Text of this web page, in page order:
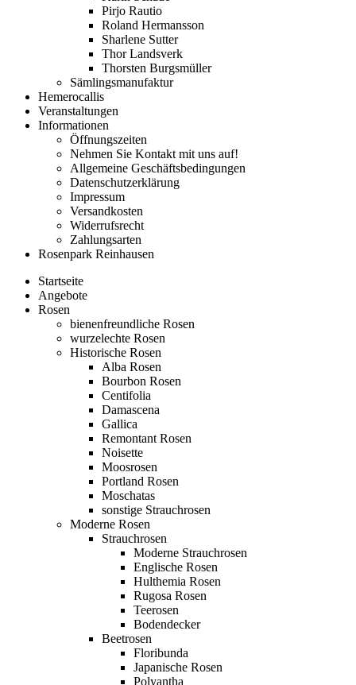
Pirjo Rautio
Roland Hermansson
Sharlene Sutter
Thor Landsverk
Thorsten Burgsmüller
Sämlingsmanufaktur
Hemerocallis
Veranstaltungen
Informationen
Öffnungszeiten
Nehmen Sie Kontakt mit uns auf!
Allgemeine Geschäftsbedingungen
Datenschutzerklärung
Impressum
Versandkosten
Widerrufsrecht
Zahlungsarten
Rosenpark Reinhausen
Startseite
Angebote
Rosen
bienenfreundliche Rosen
wurzelechte Rosen
Historische Rosen
Alba Rosen
Bourbon Rosen
Centifolia
Damascena
Gallica
Remontant Rosen
Noisette
Moosrosen
Portland Rosen
Moschatas
sonstige Strauchrosen
Moderne Rosen
Strauchrosen
Moderne Strauchrosen
Englische Rosen
Hulthemia Rosen
Rugosa Rosen
Teerosen
Bodendecker
Beetrosen
Floribunda
Japanische Rosen
Polyantha